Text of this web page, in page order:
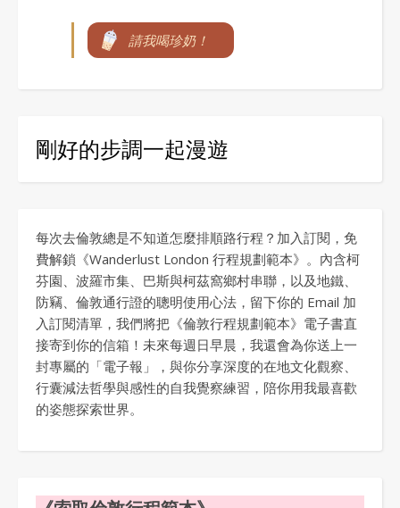
請我喝珍奶！
剛好的步調一起漫遊
每次去倫敦總是不知道怎麼排順路行程？加入訂閱，免
費解鎖《Wanderlust London 行程規劃範本》。內含柯
芬園、波羅市集、巴斯與柯茲窩鄉村串聯，以及地鐵、
防竊、倫敦通行證的聰明使用心法，留下你的 Email 加
入訂閱清單，我們將把《倫敦行程規劃範本》電子書直
接寄到你的信箱！未來每週日早晨，我還會為你送上一
封專屬的「電子報」，與你分享深度的在地文化觀察、
行囊減法哲學與感性的自我覺察練習，陪你用我最喜歡
的姿態探索世界。